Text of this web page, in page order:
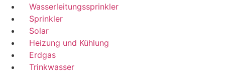
Wasserleitungssprinkler
Sprinkler
Solar
Heizung und Kühlung
Erdgas
Trinkwasser